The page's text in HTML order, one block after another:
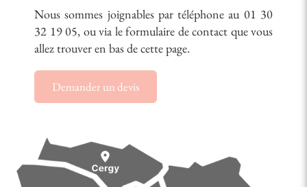
Nous sommes joignables par téléphone au 01 30
32 19 05, ou via le formulaire de contact que vous
allez trouver en bas de cette page.
Demander un devis